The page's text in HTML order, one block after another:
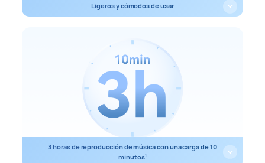
Ligeros y cómodos de usar
3 horas de reproducción de música con una carga de 10
minutos1